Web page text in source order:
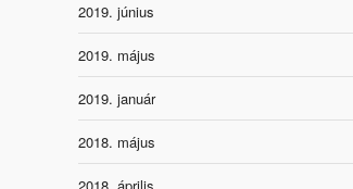
2019. június
2019. május
2019. január
2018. május